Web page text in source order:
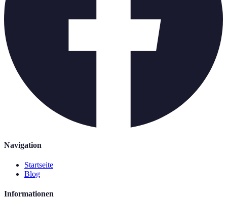
Navigation
Startseite
Blog
Informationen